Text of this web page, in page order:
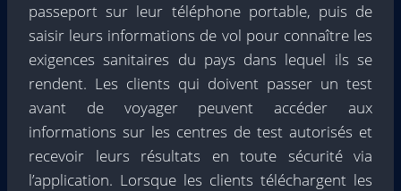
passeport sur leur téléphone portable, puis de
saisir leurs informations de vol pour connaître les
exigences sanitaires du pays dans lequel ils se
rendent. Les clients qui doivent passer un test
avant de voyager peuvent accéder aux
informations sur les centres de test autorisés et
recevoir leurs résultats en toute sécurité via
l’application. Lorsque les clients téléchargent les